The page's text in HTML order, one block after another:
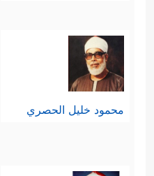
محمود خليل الحصري